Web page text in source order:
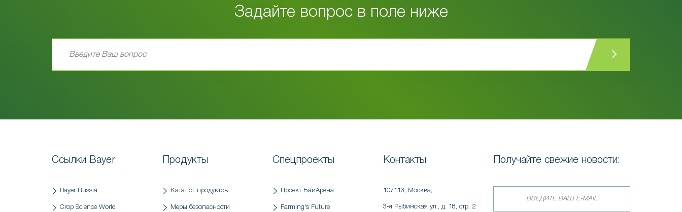
Задайте вопрос в поле ниже
Ссылки Bayer
Bayer Russia
Crop Science World
Продукты
Каталог продуктов
Меры безопасности
Спецпроекты
Проект БайАрена
Farming's Future
Контакты
107113, Москва,
3‑я Рыбинская ул., д. 18, стр. 2
Получайте свежие новости: